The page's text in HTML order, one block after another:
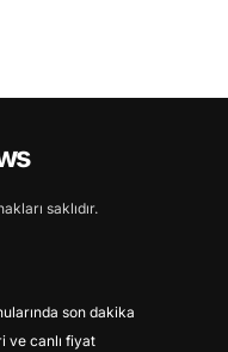
saklıdır.
son dakika
ve canlı fiyat